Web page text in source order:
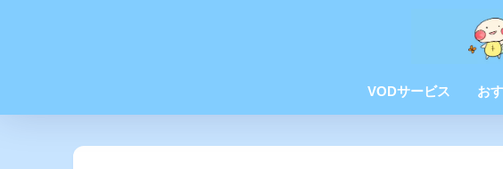
VODサービス お